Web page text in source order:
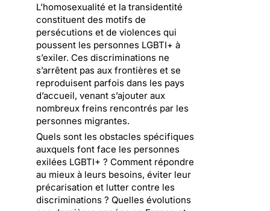
L’homosexualité et la transidentité
constituent des motifs de
persécutions et de violences qui
poussent les personnes LGBTI+ à
s’exiler. Ces discriminations ne
s’arrêtent pas aux frontières et se
reproduisent parfois dans les pays
d’accueil, venant s’ajouter aux
nombreux freins rencontrés par les
personnes migrantes.
Quels sont les obstacles spécifiques
auxquels font face les personnes
exilées LGBTI+ ? Comment répondre
au mieux à leurs besoins, éviter leur
précarisation et lutter contre les
discriminations ? Quelles évolutions